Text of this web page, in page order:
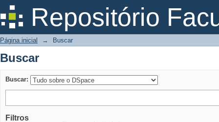
Repositório
Buscar
Página inicial → Buscar
Buscar
Buscar:
Filtros